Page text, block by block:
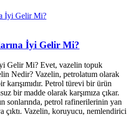
İyi Gelir Mi?
Gelir Mi? Evet, vazelin topuk
Nedir? Vazelin, petrolatum olarak
karışımıdır. Petrol türevi bir ürün
bir madde olarak karşımıza çıkar.
sonlarında, petrol rafinerilerinin yan
çıktı. Vazelin, koruyucu, nemlendirici